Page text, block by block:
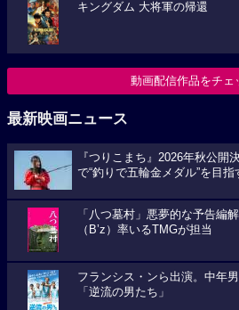
キングダム 大将軍の帰還
動画配信作品をチェ
最新映画ニュース
『つりこまち』2026年秋公開
で“釣りで五輪金メダル”を目指
「八つ墓村」悪夢的な予告編
（B’z）率いるTMGが担当
フランシス・ンら出演。中年
「逆流の男たち」